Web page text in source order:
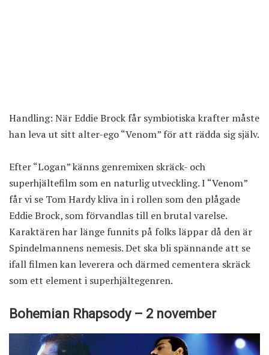
Handling: När Eddie Brock får symbiotiska krafter måste
han leva ut sitt alter-ego “Venom” för att rädda sig själv.
Efter“Logan”känns genremixen skräck- och
superhjältefilm som en naturlig utveckling. I “Venom”
får vi se Tom Hardy kliva in i rollen som den plågade
Eddie Brock, som förvandlas till en brutal varelse.
Karaktären har länge funnits på folks läppar då den är
Spindelmannens nemesis. Det ska bli spännande att se
ifall filmen kan leverera och därmed cementera skräck
som ett element i superhjältegenren.
Bohemian Rhapsody – 2 november